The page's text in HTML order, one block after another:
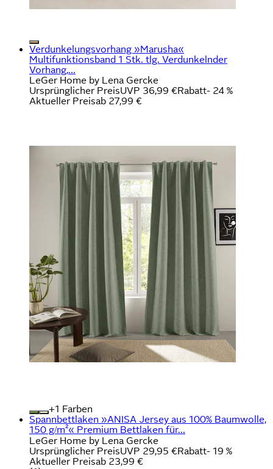
Verdunkelungsvorhang »Marusha«
Multifunktionsband 1 Stk. tlg. Verdunkelnder
Vorhang,...
LeGer Home by Lena Gercke
Ursprünglicher PreisUVP 36,99 €Rabatt- 24 %
Aktueller Preisab 27,99 €
+
Farben
Spannbettlaken »ANISA Jersey aus 100% Baumwolle,
150 g/m²« Premium Bettlaken für...
LeGer Home by Lena Gercke
Ursprünglicher PreisUVP 29,95 €Rabatt- 19 %
Aktueller Preisab 23,99 €